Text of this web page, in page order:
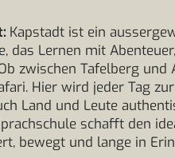
Kapstadt ist ein
das Lernen mit
zwischen Tafelberg
Hier wird jeder Tag
Land und Leute
schafft den
bewegt und lange in